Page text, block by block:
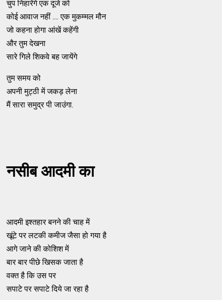
चुप निहारेंगे एक दूजे को
कोई आवाज नहीं .... एक मुकम्मल मौन
जो कहना होगा आंखें कहेंगी
और तुम देखना
सारे गिले शिकवे बह जायेंगे
तुम समय को
अपनी मुट्ठी में जकड़ लेना
मैं सारा समुद्र पी जाउंगा.
नसीब आदमी का
आदमी इश्तहार बनने की चाह में
खूंटे पर लटकी कमीज जैसा हो गया है
आगे जाने की कोशिश में
बार बार पीछे खिसक जाता है
वक्त है कि उस पर
सपाटे पर सपाटे दिये जा रहा है